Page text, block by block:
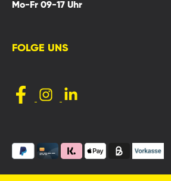
Mo-Fr 09-17 Uhr
FOLGE UNS